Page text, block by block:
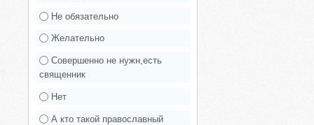
Не обязательно
Желательно
Совершенно не нужн,есть
священник
Нет
А кто такой православный